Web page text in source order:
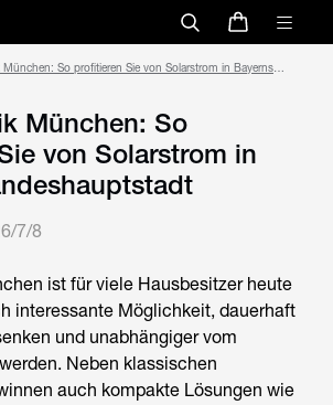
München: So profitieren Sie von Solarstrom in Bayerns
München: So
von Solarstrom in
7/8
ist für viele Hausbesitzer heute
interessante Möglichkeit, dauerhaft
und unabhängiger vom
Neben klassischen
auch kompakte Lösungen wie